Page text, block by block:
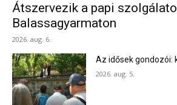
Átszervezik a papi
Balassagyarmaton
2026. aug. 6.
Az idősek gondozói:
2026. aug. 5.